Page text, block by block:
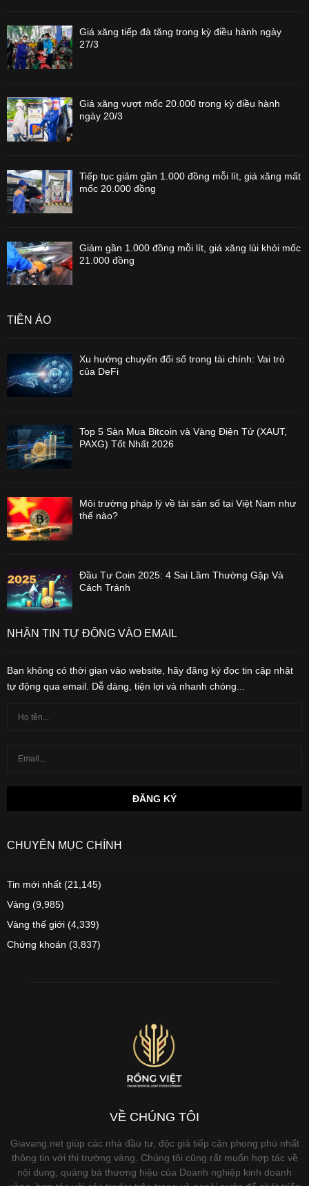
Giá xăng tiếp đà tăng trong kỳ điều hành ngày
27/3
Giá xăng vượt mốc 20.000 trong kỳ điều hành
ngày 20/3
Tiếp tục giảm gần 1.000 đồng mỗi lít, giá xăng mất
mốc 20.000 đồng
Giảm gần 1.000 đồng mỗi lít, giá xăng lùi khỏi mốc
21.000 đồng
TIỀN ẢO
Xu hướng chuyển đổi số trong tài chính: Vai trò
của DeFi
Top 5 Sàn Mua Bitcoin và Vàng Điện Tử (XAUT,
PAXG) Tốt Nhất 2026
Môi trường pháp lý về tài sản số tại Việt Nam như
thế nào?
Đầu Tư Coin 2025: 4 Sai Lầm Thường Gặp Và
Cách Tránh
NHẬN TIN TỰ ĐỘNG VÀO EMAIL
Bạn không có thời gian vào website, hãy đăng ký đọc tin cập nhật
tự động qua email. Dễ dàng, tiện lợi và nhanh chóng...
CHUYÊN MỤC CHÍNH
Tin mới nhất (21,145)
Vàng (9,985)
Vàng thế giới (4,339)
Chứng khoán (3,837)
VỀ CHÚNG TÔI
Giavang.net giúp các nhà đầu tư, độc giả tiếp cận phong phú nhất
thông tin với thị trường vàng. Chúng tôi cũng rất muốn hợp tác về
nội dung, quảng bá thương hiệu của Doanh nghiệp kinh doanh